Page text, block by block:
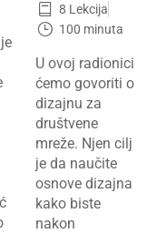
8 Lekcija
100 minuta
U ovoj radionici
ćemo govoriti o
dizajnu za
društvene
mreže. Njen cilj
je da naučite
osnove dizajna
kako biste
nakon